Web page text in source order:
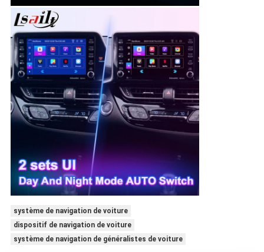
système de navigation de voiture
dispositif de navigation de voiture
système de navigation de généralistes de voiture